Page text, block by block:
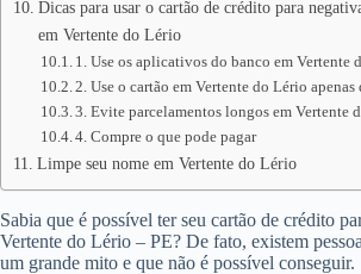
Dicas para usar o cartão de crédito para
em Vertente do Lério
1. Use os aplicativos do banco em Vertente
2. Use o cartão em Vertente do Lério apenas
3. Evite parcelamentos longos em Vertente
4. Compre o que pode pagar
Limpe seu nome em Vertente do Lério
Sabia que é possível ter seu cartão de crédito
Vertente do Lério – PE? De fato, existem
um grande mito e que não é possível conseguir.